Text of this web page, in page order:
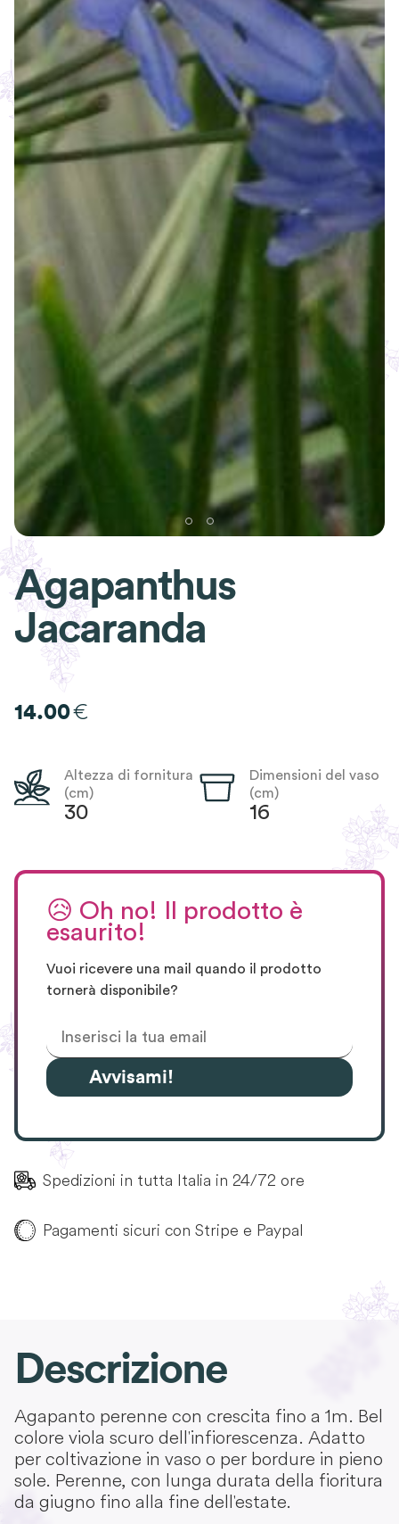
Agapanthus
Jacaranda
14.00€
Altezza di fornitura
(cm)
30
Dimensioni del vaso
(cm)
16
😥 Oh no! Il prodotto è
esaurito!
Vuoi ricevere una mail quando il prodotto
tornerà disponibile?
Avvisami!
Spedizioni in tutta Italia in 24/72 ore
Pagamenti sicuri con Stripe e Paypal
Descrizione
Agapanto perenne con crescita fino a 1m. Bel
colore viola scuro dell'infiorescenza. Adatto
per coltivazione in vaso o per bordure in pieno
sole. Perenne, con lunga durata della fioritura
da giugno fino alla fine dell'estate.